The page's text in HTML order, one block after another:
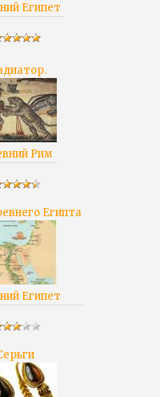
Египет
Рим
Египта
Египет